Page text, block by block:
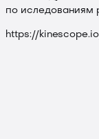
по иследованиям
https://